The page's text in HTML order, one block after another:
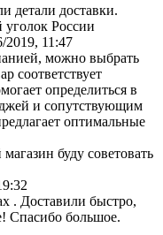
детали доставки.
уголок России
2019, 11:47
можно выбрать
соответствует
определиться в
и сопутствующим
оптимальные
буду советовать
. Доставили быстро,
Спасибо большое.